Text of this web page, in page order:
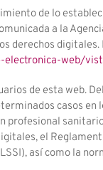
de lo
a la
derechos
electronica-web/
de esta web.
casos
profesional
el
así como la